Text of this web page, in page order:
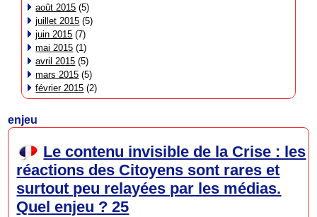
août 2015 (5)
juillet 2015 (5)
juin 2015 (7)
mai 2015 (1)
avril 2015 (5)
mars 2015 (5)
février 2015 (2)
enjeu
Le contenu invisible de la Crise : les
réactions des Citoyens sont rares et
surtout peu relayées par les médias.
Quel enjeu ? 25